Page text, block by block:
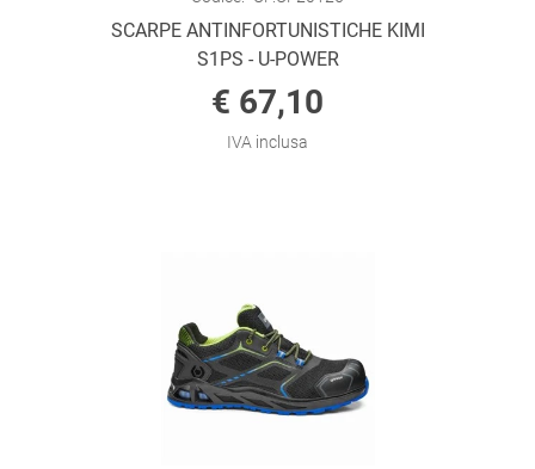
SCARPE ANTINFORTUNISTICHE KIMI
S1PS - U-POWER
€ 67,10
IVA inclusa